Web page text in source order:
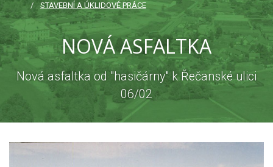
STAVEBNÍ A ÚKLIDOVÉ PRÁCE
NOVÁ ASFALTKA
Nová asfaltka od "hasičárny" k Řečanské ulici
06/02